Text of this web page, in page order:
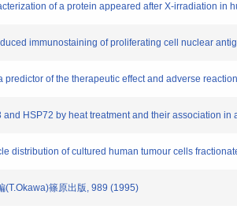
of a protein appeared after X-irradiation in
immunostaining of proliferating cell nuclear
predictor of the therapeutic effect and adverse
and HSP72 by heat treatment and their association
distribution of cultured human tumour cells
(T.Okawa)篠原出版, 989 (1995)